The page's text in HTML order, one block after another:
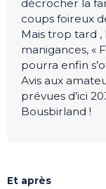
décrocher la
coups foireux
Mais trop tard ,
manigances, «
pourra enfin
Avis aux
prévues d’ici
Bousbirland !
Et après